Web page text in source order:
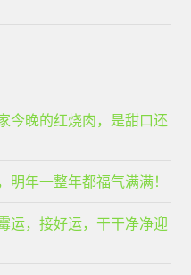
今晚的红烧肉，是甜口还
明年一整年都福气满满！
运，接好运，干干净净迎